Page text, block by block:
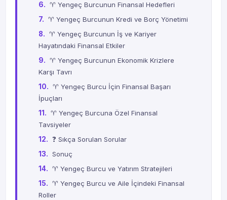
♈ Yengeç Burcunun Finansal Hedefleri
♈ Yengeç Burcunun Kredi ve Borç Yönetimi
♈ Yengeç Burcunun İş ve Kariyer
Hayatındaki Finansal Etkiler
♈ Yengeç Burcunun Ekonomik Krizlere
Karşı Tavrı
♈ Yengeç Burcu İçin Finansal Başarı
İpuçları
♈ Yengeç Burcuna Özel Finansal
Tavsiyeler
❓ Sıkça Sorulan Sorular
Sonuç
♈ Yengeç Burcu ve Yatırım Stratejileri
♈ Yengeç Burcu ve Aile İçindeki Finansal
Roller